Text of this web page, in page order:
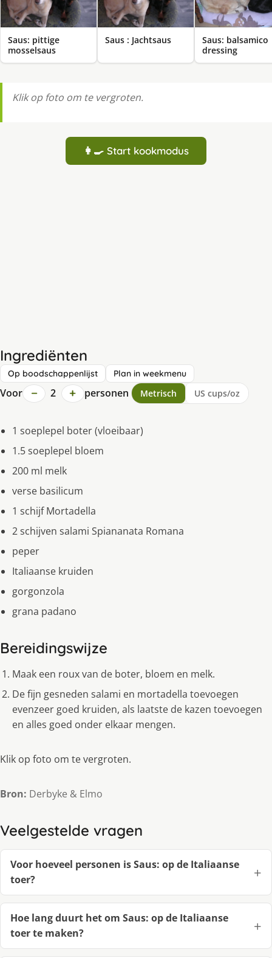
Saus: pittige
mosselsaus
Saus : Jachtsaus
Saus: balsamico
dressing
Klik op foto om te vergroten.
👩‍🍳 Start kookmodus
Ingrediënten
Op boodschappenlijst Plan in weekmenu
Voor − 2 + personen Metrisch US cups/oz
1 soeplepel boter (vloeibaar)
1.5 soeplepel bloem
200 ml melk
verse basilicum
1 schijf Mortadella
2 schijven salami Spiananata Romana
peper
Italiaanse kruiden
gorgonzola
grana padano
Bereidingswijze
Maak een roux van de boter, bloem en melk.
De fijn gesneden salami en mortadella toevoegen
evenzeer goed kruiden, als laatste de kazen toevoegen
en alles goed onder elkaar mengen.
Klik op foto om te vergroten.
Bron: Derbyke & Elmo
Veelgestelde vragen
Voor hoeveel personen is Saus: op de Italiaanse
toer?
Hoe lang duurt het om Saus: op de Italiaanse
toer te maken?